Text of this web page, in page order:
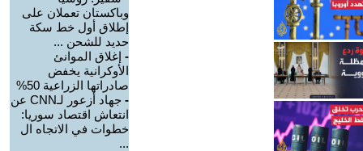
وباكستان تعملان على
إطلاق أول خط سكة
حديد للشحن ...
- إغلاق الموانئ
الأوكرانية يخفض
صادراتها الزراعية 50%
-
جهاد أزعور لـCNN عن
انتعاش اقتصاد سوريا:
خطوات في الاتجاه ال
...